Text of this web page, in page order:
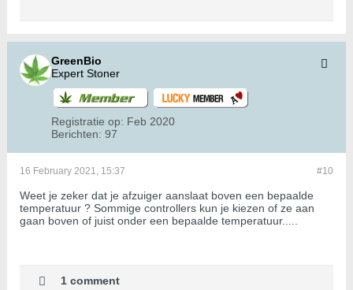
GreenBio
Expert Stoner
Registratie op: Feb 2020
Berichten: 97
#10
16 February 2021, 15:37
Weet je zeker dat je afzuiger aanslaat boven een bepaalde
temperatuur ? Sommige controllers kun je kiezen of ze aan
gaan boven of juist onder een bepaalde temperatuur.....
1 comment